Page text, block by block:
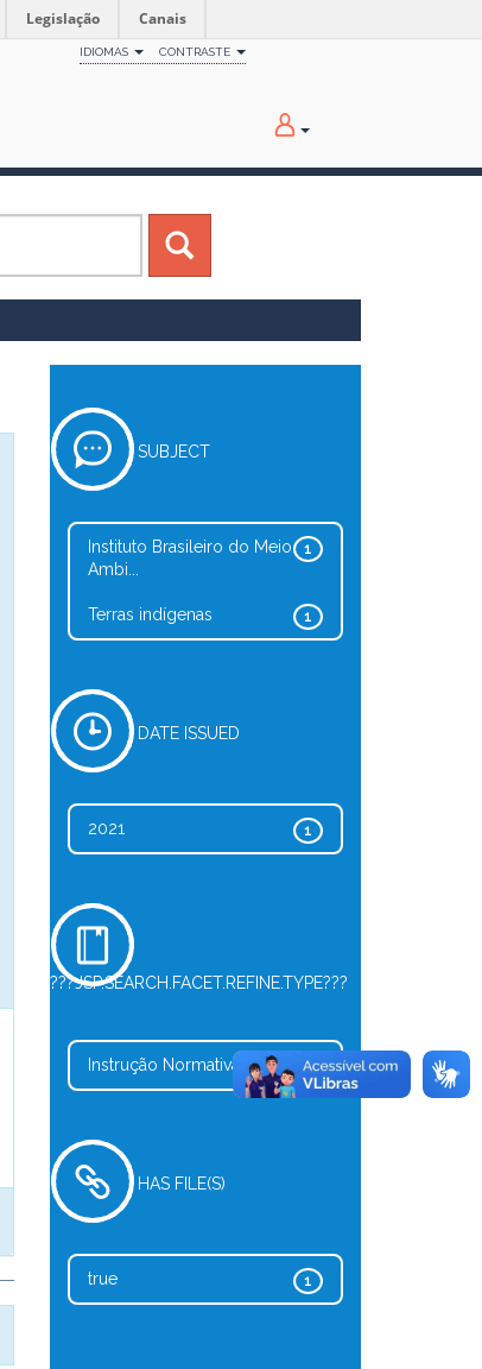
Legislação Canais
IDIOMAS CONTRASTE
SUBJECT
1
Instituto Brasileiro do Meio
Ambi...
1
Terras indígenas
DATE ISSUED
1
2021
???JSP.SEARCH.FACET.REFINE.TYPE???
1
Instrução Normativa
HAS FILE(S)
1
true